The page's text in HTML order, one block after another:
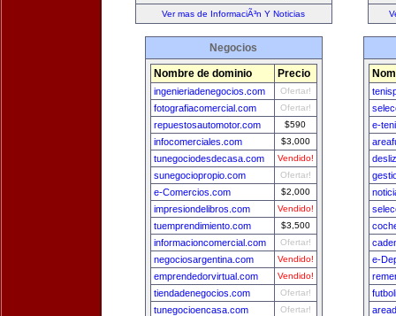
Ver mas de InformaciÃ³n Y Noticias
Negocios
Nombre de dominio Precio
ingenieriadenegocios.com Ofertar!
fotografiacomercial.com Ofertar!
repuestosautomotor.com $590
infocomerciales.com $3,000
tunegociodesdecasa.com Vendido!
sunegociopropio.com Ofertar!
e-Comercios.com $2,000
impresiondelibros.com Vendido!
tuemprendimiento.com $3,500
informacioncomercial.com Ofertar!
negociosargentina.com Vendido!
emprendedorvirtual.com Vendido!
tiendadenegocios.com Ofertar!
tunegocioencasa.com Ofertar!
e-
e-